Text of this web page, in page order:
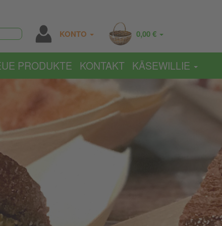
KONTO 0,00 €
PRODUKTE KONTAKT KÄSEWILLIE